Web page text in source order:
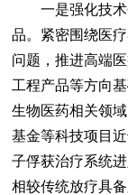
一是强化技术
品。紧密围绕医
问题，推进高端
工程产品等方向
生物医药相关领
基金等科技项目
子俘获治疗系统
相较传统放疗具